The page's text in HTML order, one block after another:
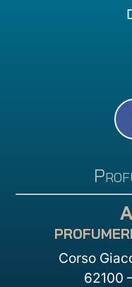
Corso
62100